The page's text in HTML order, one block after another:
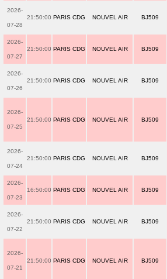
2026-
07-28
21:50:00 PARIS CDG NOUVEL AIR BJ509
2026-
07-27
21:50:00 PARIS CDG NOUVEL AIR BJ509
2026-
07-26
21:50:00 PARIS CDG NOUVEL AIR BJ509
2026-
07-25
21:50:00 PARIS CDG NOUVEL AIR BJ509
2026-
07-24
21:50:00 PARIS CDG NOUVEL AIR BJ509
2026-
07-23
16:50:00 PARIS CDG NOUVEL AIR BJ509
2026-
07-22
21:50:00 PARIS CDG NOUVEL AIR BJ509
2026-
07-21
21:50:00 PARIS CDG NOUVEL AIR BJ509